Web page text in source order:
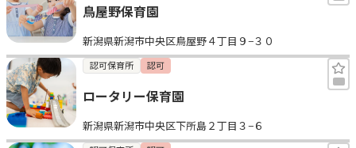
鳥屋野保育園
新潟県新潟市中央区鳥屋野４丁目９−３０
認可保育所 認可
ロータリー保育園
新潟県新潟市中央区下所島２丁目３−６